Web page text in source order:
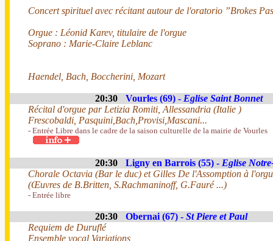
Concert spirituel avec récitant autour de l'oratorio ”Brokes
Orgue : Léonid Karev, titulaire de l'orgue
Soprano : Marie-Claire Leblanc
Haendel, Bach, Boccherini, Mozart
20:30 Vourles (69) - Eglise Saint Bonnet
Récital d'orgue par Letizia Romiti, Allessandria (Italie )
Frescobaldi, Pasquini,Bach,Provisi,Mascani...
- Entrée Libre dans le cadre de la saison culturelle de la mairie de Vourles
20:30 Ligny en Barrois (55) - Eglise
Chorale Octavia (Bar le duc) et Gilles De l'Assomption à
(Œuvres de B.Britten, S.Rachmaninoff, G.Fauré ...)
- Entrée libre
20:30 Obernai (67) - St Piere et Paul
Requiem de Duruflé
Ensemble vocal Variations